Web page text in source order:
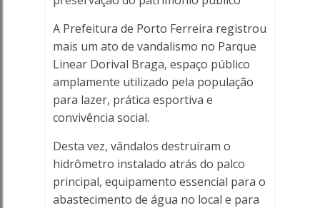
Ferreira
Online
-
Porto
Ferreira
Online
A Prefeitura de Porto Ferreira registrou
mais um ato de vandalismo no Parque
Linear Dorival Braga, espaço público
amplamente utilizado pela população
para lazer, prática esportiva e
convivência social.
Desta vez, vândalos destruíram o
hidrômetro instalado atrás do palco
principal, equipamento essencial para o
abastecimento de água no local e para